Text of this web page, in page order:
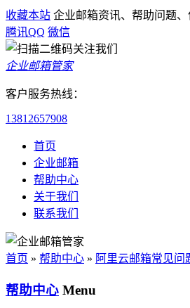
收藏本站 企业邮箱资讯、帮助问题
腾讯QQ 微信
企业邮箱管家
客户服务热线：
13812657908
首页
企业邮箱
帮助中心
关于我们
联系我们
首页 » 帮助中心 » 阿里云邮箱常见问
帮助中心 Menu